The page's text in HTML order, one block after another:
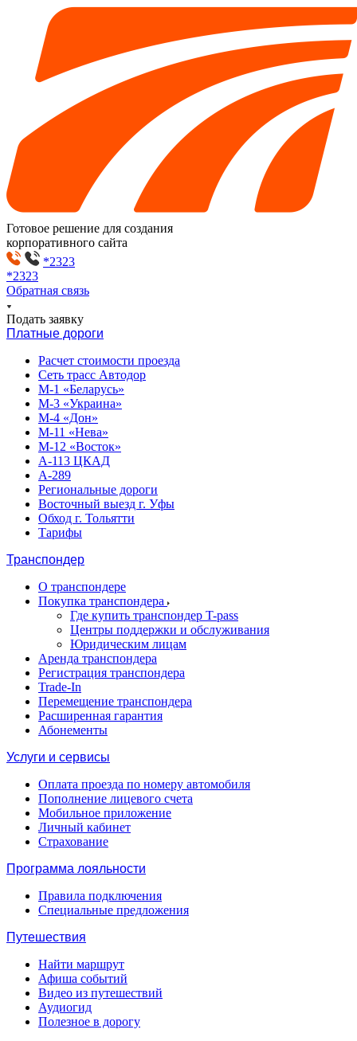
Готовое решение для создания
корпоративного сайта
*2323
*2323
Обратная связь
Подать заявку
Платные дороги
Расчет стоимости проезда
Сеть трасс Автодор
М-1 «Беларусь»
М-3 «Украина»
М-4 «Дон»
М-11 «Нева»
М-12 «Восток»
А-113 ЦКАД
А-289
Региональные дороги
Восточный выезд г. Уфы
Обход г. Тольятти
Тарифы
Транспондер
О транспондере
Покупка транспондера
Где купить транспондер T-pass
Центры поддержки и обслуживания
Юридическим лицам
Аренда транспондера
Регистрация транспондера
Trade-In
Перемещение транспондера
Расширенная гарантия
Абонементы
Услуги и сервисы
Оплата проезда по номеру автомобиля
Пополнение лицевого счета
Мобильное приложение
Личный кабинет
Страхование
Программа лояльности
Правила подключения
Специальные предложения
Путешествия
Найти маршрут
Афиша событий
Видео из путешествий
Аудиогид
Полезное в дорогу